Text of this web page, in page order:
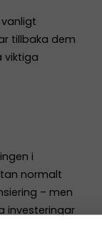
tillbaka dem
viktiga
i
normalt
– men
investeringar